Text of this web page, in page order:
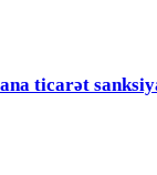
ticarət